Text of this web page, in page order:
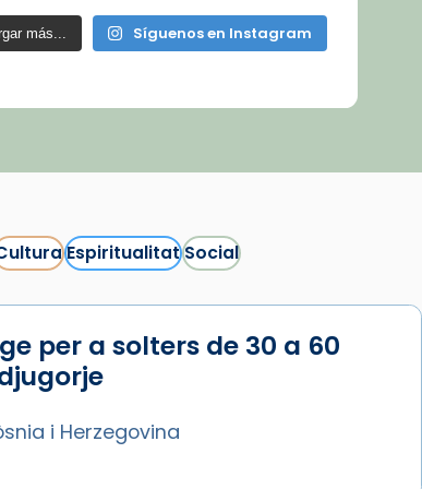
más... Síguenos en Instagram
EspiritualitatSocial
per a solters de 30 a 60
i Herzegovina